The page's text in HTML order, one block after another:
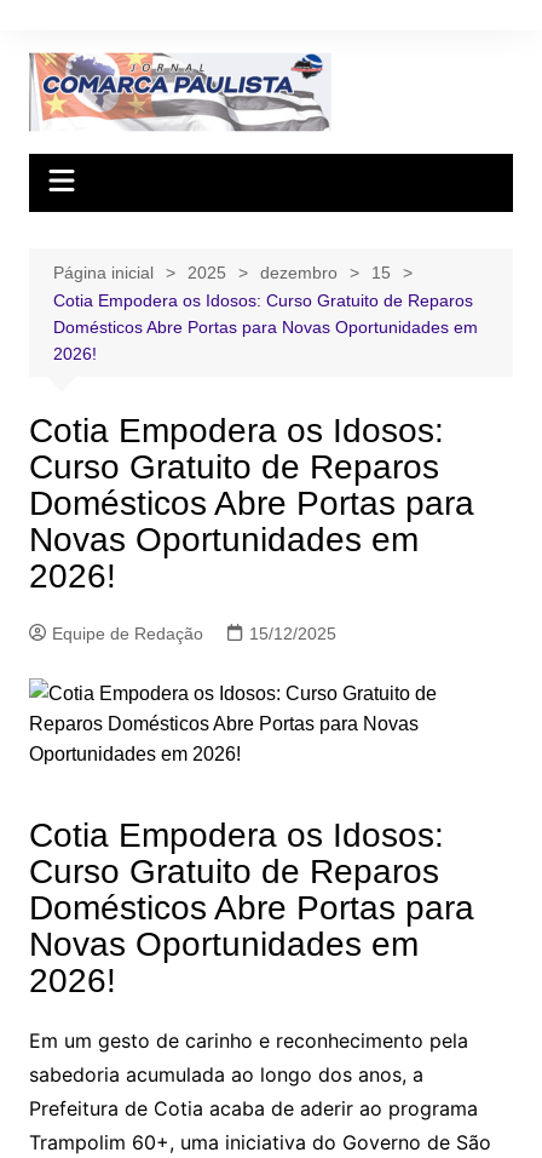
conteúdo
Página inicial 2025 dezembro
15
Cotia Empodera os Idosos: Curso Gratuito de Reparos
Domésticos Abre Portas para Novas Oportunidades em
2026!
Cotia Empodera os Idosos:
Curso Gratuito de Reparos
Domésticos Abre Portas para
Novas Oportunidades em
2026!
Equipe de Redação 15/12/2025
Cotia Empodera os Idosos:
Curso Gratuito de Reparos
Domésticos Abre Portas para
Novas Oportunidades em
2026!
Em um gesto de carinho e reconhecimento pela
sabedoria acumulada ao longo dos anos, a
Prefeitura de Cotia acaba de aderir ao programa
Trampolim 60+, uma iniciativa do Governo de São